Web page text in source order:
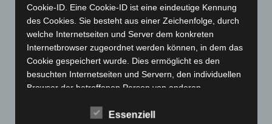
Juni 2022(167)
Mai 2022(177)
April 2022(198)
März 2022(221)
Februar 2022
(189)
(204)
Cookie-ID. Eine Cookie-ID ist eine eindeutige Kennung
des Cookies. Sie besteht aus einer Zeichenfolge, durch
welche Internetseiten und Server dem konkreten
Internetbrowser zugeordnet werden können, in dem das
Cookie gespeichert wurde. Dies ermöglicht es den
besuchten Internetseiten und Servern, den individuellen
Browser der betroffenen Person von anderen
unterscheiden. Ein bestimmter Internetbrowser kann
Essenziell